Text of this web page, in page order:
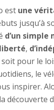
est une
jusqu’à
d’un
,
soit pour le
le
inspirer.
découverte